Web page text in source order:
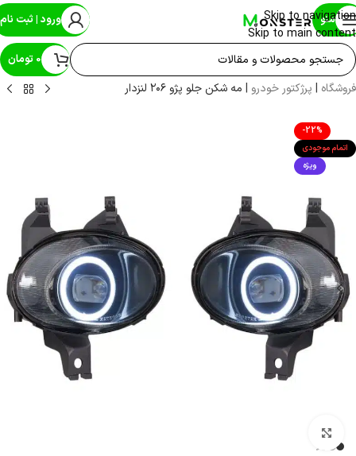
Skip to navigation
Skip to main content
منو ورود | ثبت نام
0 تومان
فروشگاه | پرژکتور خودرو | مه شکن جلو پژو ۲۰۶ لنزدار
-22%
اتمام موجودی
ویژه